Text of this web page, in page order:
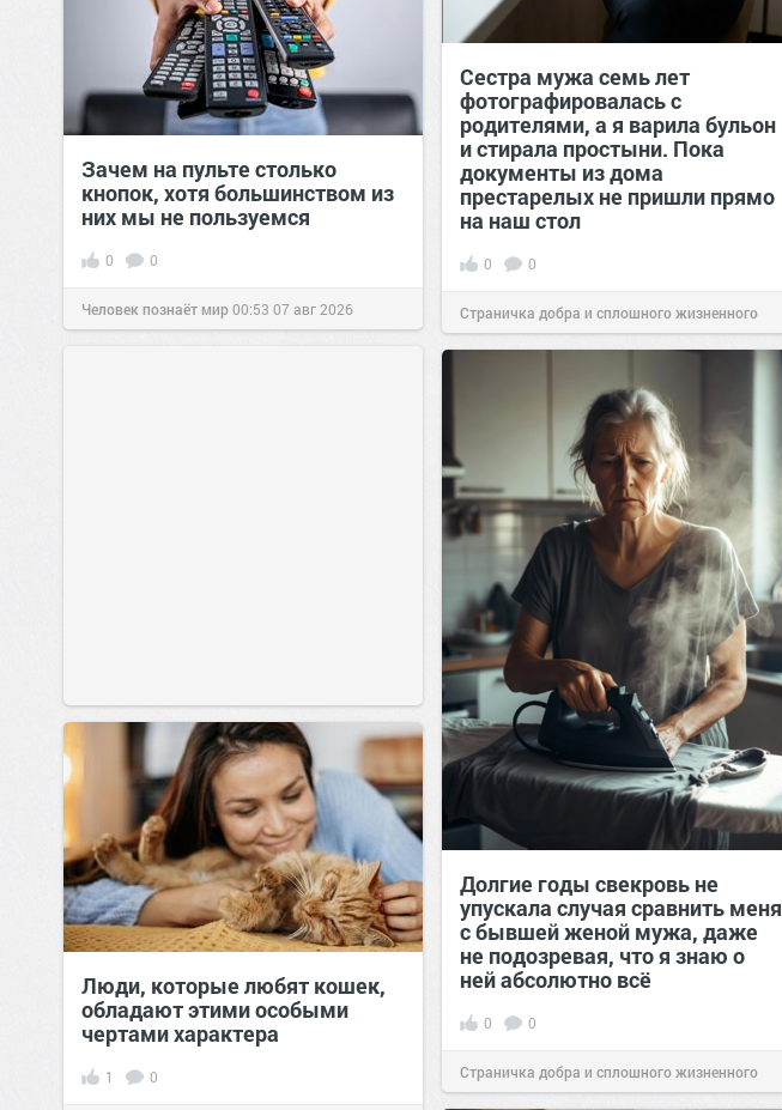
Сестра мужа семь лет
фотографировалась с
родителями, а я варила бульон
и стирала простыни. Пока
документы из дома
престарелых не пришли прямо
на наш стол
0 0
Страничка добра и сплошного жизненного
позитива!00:2907 авг 2026
Зачем на пульте столько
кнопок, хотя большинством из
них мы не пользуемся
0 0
Человек познаёт мир00:53 07 авг 2026
Долгие годы свекровь не
упускала случая сравнить меня
с бывшей женой мужа, даже
не подозревая, что я знаю о
ней абсолютно всё
0 0
Страничка добра и сплошного жизненного
Люди, которые любят кошек,
обладают этими особыми
чертами характера
1 0